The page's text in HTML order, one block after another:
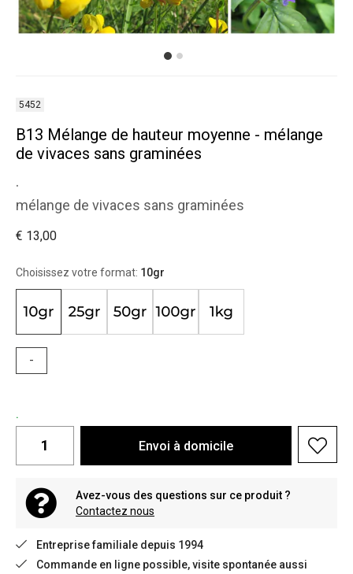
5452
B13 Mélange de hauteur moyenne - mélange
de vivaces sans graminées
.
mélange de vivaces sans graminées
€ 13,00
Choisissez votre format: 10gr
-
.
Envoi à domicile
Avez-vous des questions sur ce produit ?
Contactez nous
Entreprise familiale depuis 1994
Commande en ligne possible, visite spontanée aussi